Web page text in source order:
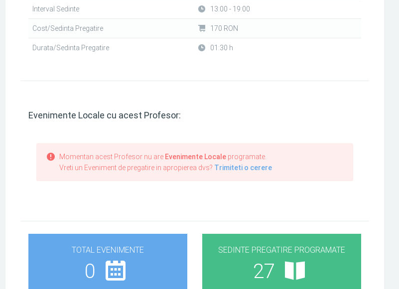
Interval Sedinte 13:00 - 19:00
Cost/Sedinta Pregatire 170 RON
Durata/Sedinta Pregatire 01:30 h
Evenimente Locale cu acest Profesor:
Momentan acest Profesor nu are Evenimente Localeprogramate.
Vreti un Eveniment de pregatire in apropierea dvs? Trimiteti o cerere
TOTAL EVENIMENTE
0
SEDINTE PREGATIRE PROGRAMATE
27